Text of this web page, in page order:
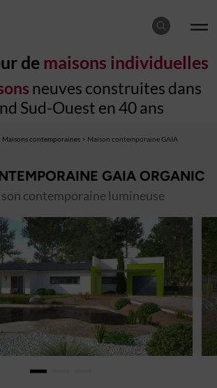
de maisons individuelles
neuves construites dans
Sud-Ouest en 40 ans
Maisons contemporaines > Maison contemporaine GAIA
GAIA ORGANIC
contemporaine lumineuse